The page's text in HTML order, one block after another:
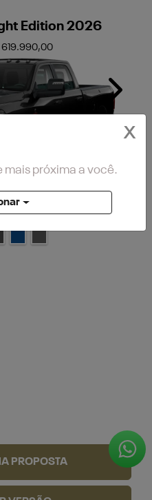
Edition 2026
619.990,00
PROPOSTA
Next
X
próxima a você.